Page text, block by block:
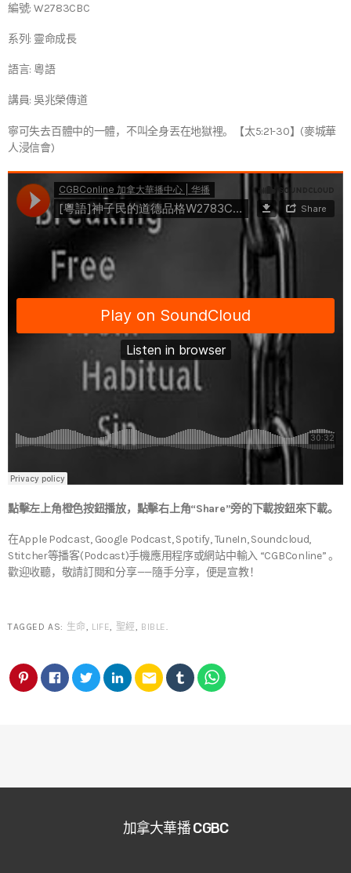
編號: W2783CBC
系列: 靈命成長
語言: 粵語
講員: 吳兆榮傳道
寧可失去百體中的一體，不叫全身丟在地獄裡。【太5:21-30】(麥城華
人浸信會)
點擊左上角橙色按鈕播放，點擊右上角“Share”旁的下載按鈕來下載。
在Apple Podcast, Google Podcast, Spotify, TuneIn, Soundcloud,
Stitcher等播客(Podcast)手機應用程序或網站中輸入 “CGBConline” 。
歡迎收聽，敬請訂閱和分享——隨手分享，便是宣教！
TAGGED AS: 生命, LIFE, 聖經, BIBLE.
email
加拿大華播 CGBC